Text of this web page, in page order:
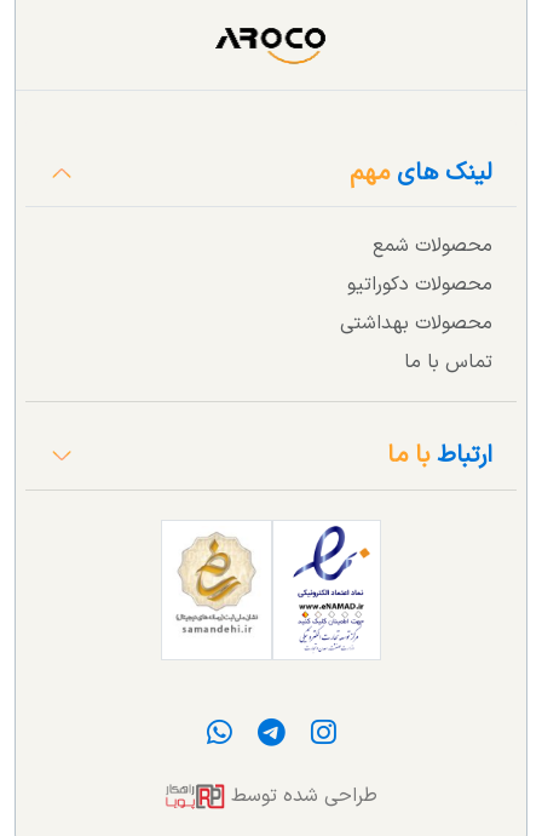
لینک هایمهم
محصولات شمع
محصولات دکوراتیو
محصولات بهداشتی
تماس با ما
ارتباطبا ما
طراحی شده توسط